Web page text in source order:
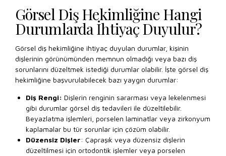
Görsel Diş Hekimliğine Hangi
Durumlarda İhtiyaç Duyulur?
Görsel diş hekimliğine ihtiyaç duyulan durumlar, kişinin
dişlerinin görünümünden memnun olmadığı veya bazı diş
sorunlarını düzeltmek istediği durumlar olabilir. İşte görsel diş
hekimliğine başvurulabilecek bazı yaygın durumlar:
Diş Rengi: Dişlerin renginin sararması veya lekelenmesi
gibi durumlar görsel diş tedavileri ile düzeltilebilir.
Beyazlatma işlemleri, porselen laminatlar veya zirkonyum
kaplamalar bu tür sorunlar için çözüm olabilir.
Düzensiz Dişler: Çapraşık veya düzensiz dişlerin
düzeltilmesi için ortodontik işlemler veya porselen